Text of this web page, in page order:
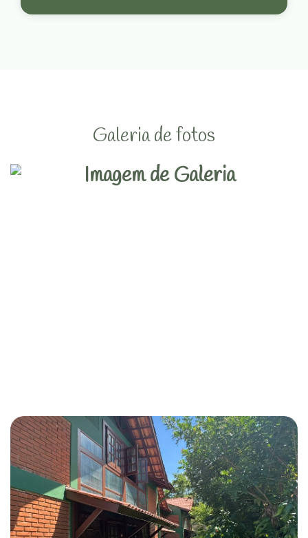
Galeria de fotos